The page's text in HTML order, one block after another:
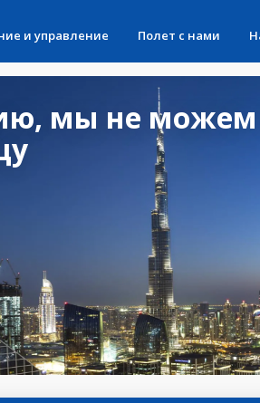
и управление Полет с нами
мы не можем